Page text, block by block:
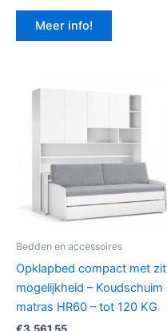
Meer info!
Bedden en accessoires
Opklapbed compact met zit
mogelijkheid – Koudschuim
matras HR60 – tot 120 KG